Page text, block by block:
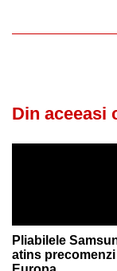
Din aceeasi
Pliabilele
atins